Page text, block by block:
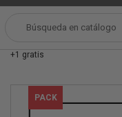
+1 gratis
PACK